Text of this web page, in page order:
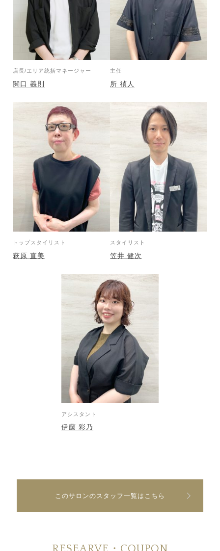
店長/エリア統括マネージャー
関口 義則
主任
所 禎人
トップスタイリスト
萩原 直美
スタイリスト
笠井 健次
アシスタント
伊藤 彩乃
このサロンのスタッフ一覧はこちら